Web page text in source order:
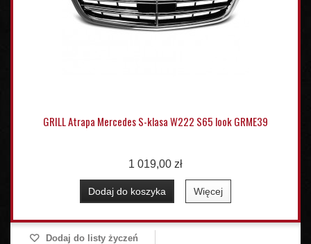
GRILL Atrapa Mercedes S-klasa W222 S65 look GRME39
1 019,00 zł
Dodaj do koszyka Więcej
Dodaj do listy życzeń